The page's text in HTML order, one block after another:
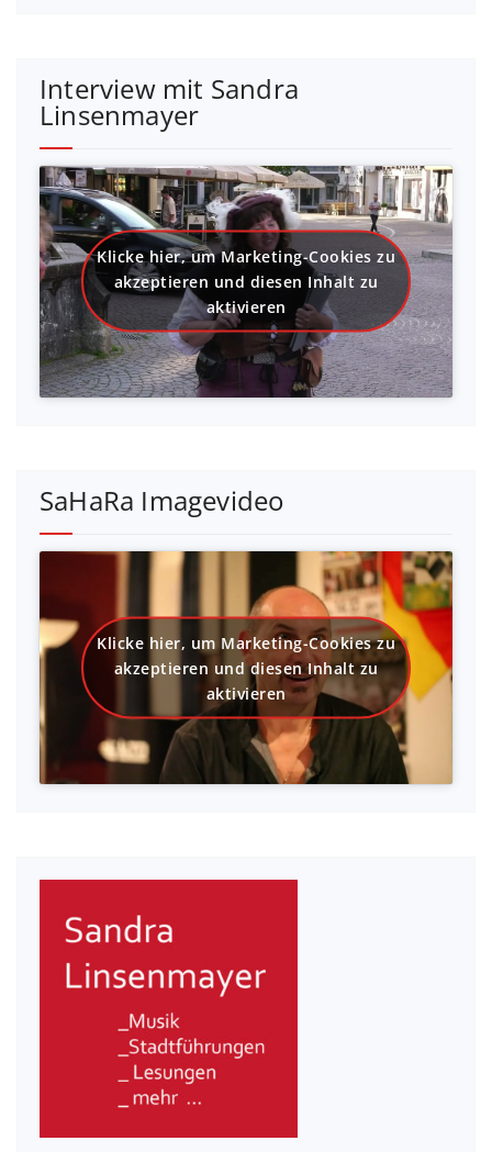
Interview mit Sandra
Linsenmayer
Klicke hier, um Marketing-Cookies zu
akzeptieren und diesen Inhalt zu
aktivieren
SaHaRa Imagevideo
Klicke hier, um Marketing-Cookies zu
akzeptieren und diesen Inhalt zu
aktivieren